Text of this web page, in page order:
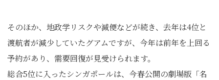
そのほか、地政学リスクや減便などが続き、去年は4位と
渡航者が減少していたグアムですが、今年は前年を上回る
予約があり、需要回復が見受けられます。
総合5位に入ったシンガポールは、今春公開の劇場版「名